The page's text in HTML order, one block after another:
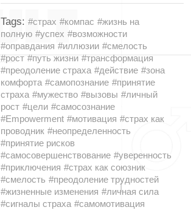
Tags: #страх #компас #жизнь на
полную #успех #возможности
#оправдания #иллюзии #смелость
#рост #путь жизни #трансформация
#преодоление страха #действие #зона
комфорта #самопознание #принятие
страха #мужество #вызовы #личный
рост #цели #самосознание
#Empowerment #мотивация #страх как
проводник #неопределенность
#принятие рисков
#самосовершенствование #уверенность
#приключения #страх как союзник
#смелость #преодоление трудностей
#жизненные изменения #личная сила
#сигналы страха #самомотивация